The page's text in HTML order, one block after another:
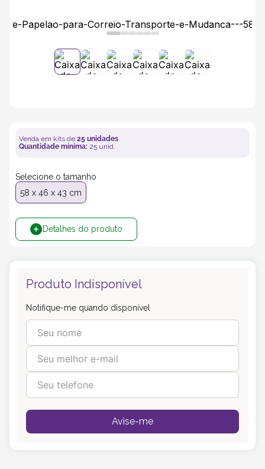
Venda em kits de 25 unidades
Quantidade mínima: 25 unid.
Selecione o tamanho
58 x 46 x 43 cm
Detalhes do produto
Produto Indisponível
Notifique-me quando disponível
Avise-me
5º caixas
6º bebida